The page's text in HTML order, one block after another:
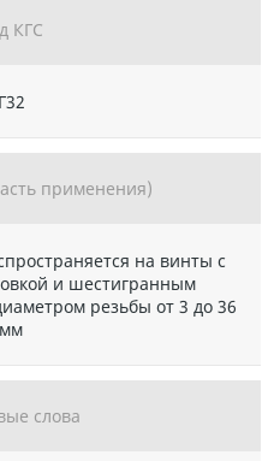
КГС
Г32
применения)
на винты с
и шестигранным
резьбы от 3 до 36
мм
слова